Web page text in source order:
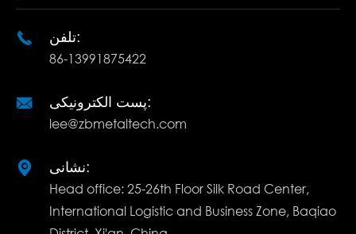
 تلفن:
86-13991875422
 پست الکترونیکی:
lee@zbmetaltech.com
 نشانی:
Head office: 25-26th Floor Silk Road Center,
International Logistic and Business Zone, Baqiao